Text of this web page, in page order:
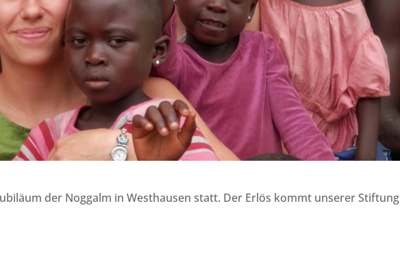
der Noggalm in Westhausen statt. Der Erlös kommt unserer Stiftung